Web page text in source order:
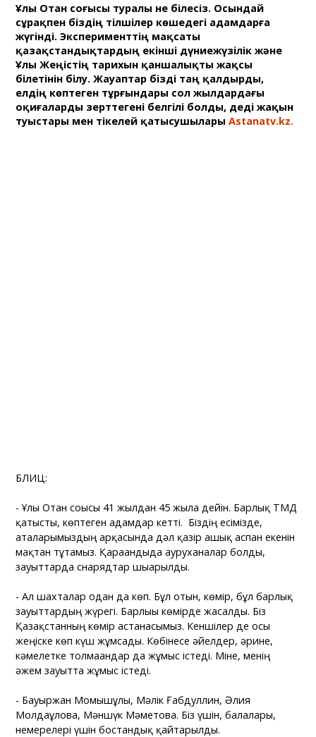
Ұлы Отан соғысы туралы не білесіз. Осындай
сұрақпен біздің тілшілер көшедегі адамдарға
жүгінді. Эксперименттің мақсаты
қазақстандықтардың екінші дүниежүзілік және
Ұлы Жеңістің тарихын қаншалықты жақсы
білетінін білу. Жауаптар бізді таң қалдырды,
елдің көптеген тұрғындары сол жылдардағы
оқиғаларды зерттегені белгілі болды, деді жақын
туыстары мен тікелей қатысушыларыАstanatv.kz.
БЛИЦ:
- Ұлы Отан соғысы 41 жылдан 45 жылға дейін. Барлық ТМД
қатысты, көптеген адамдар кетті. Біздің есімізде,
аталарымыздың арқасында дәл қазір ашық аспан екенін
мақтан тұтамыз. Қарағандыда ауруханалар болды,
зауыттарда снарядтар шығарылды.
- Ал шахталар одан да көп. Бұл отын, көмір, бұл барлық
зауыттардың жүрегі. Барлығы көмірде жасалды. Біз
Қазақстанның көмір астанасымыз. Кеншілер де осы
жеңіске көп күш жұмсады. Көбінесе әйелдер, әрине,
кәмелетке толмағандар да жұмыс істеді. Міне, менің
әжем зауытта жұмыс істеді.
- Бауыржан Момышұлы, Мәлік Ғабдуллин, Әлия
Молдағұлова, Мәншүк Мәметова. Біз үшін, балалары,
немерелері үшін бостандық қайтарылды.